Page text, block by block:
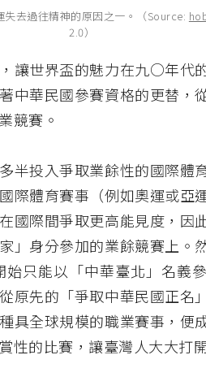
去過往精神的原因之一。（Source:
2.0）
讓世界盃的魅力在九○年代
中華民國參賽資格的更替，
競賽。
半投入爭取業餘性的國際體
際體育賽事（例如奧運或亞
國際間爭取更高能見度，因
」身分參加的業餘競賽上。
只能以「中華臺北」名義
原先的「爭取中華民國正名
具全球規模的職業賽事，便
性的比賽，讓臺灣人大大打